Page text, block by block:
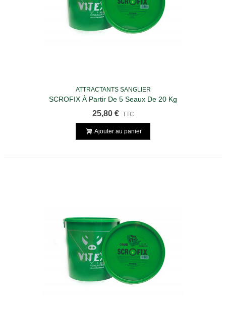
ATTRACTANTS SANGLIER
SCROFIX À Partir De 5 Seaux De 20 Kg
25,80 € TTC
Ajouter au panier